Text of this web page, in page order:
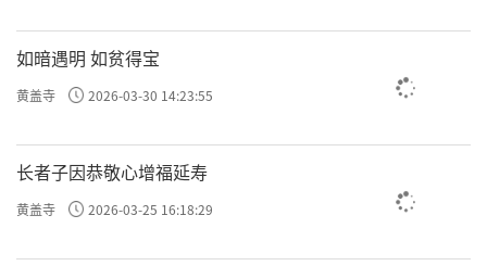
如暗遇明 如贫得宝
黄盖寺 2026-03-30 14:23:55
长者子因恭敬心增福延寿
黄盖寺 2026-03-25 16:18:29